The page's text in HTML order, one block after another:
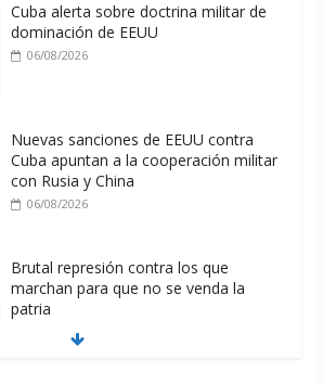
Cuba alerta sobre doctrina militar de
dominación de EEUU
06/08/2026
Nuevas sanciones de EEUU contra
Cuba apuntan a la cooperación militar
con Rusia y China
06/08/2026
Brutal represión contra los que
marchan para que no se venda la
patria
06/08/2026